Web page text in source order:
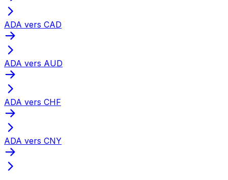
ADA vers CAD
ADA vers AUD
ADA vers CHF
ADA vers CNY